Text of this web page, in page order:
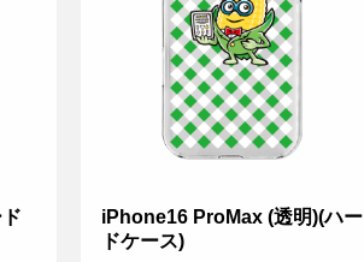
iPhone16 ProMax (透明)(ハー
ドケース)